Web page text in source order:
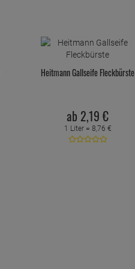
Heitmann Gallseife Fleckbürste
ab 2,19 €
1 Liter = 8,76 €